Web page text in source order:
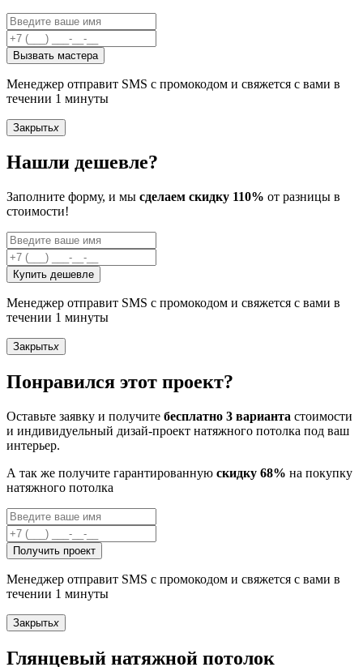
Вызвать мастера
Менеджер отправит SMS с промокодом и свяжется с вами в
течении 1 минуты
Закрытьx
Нашли дешевле?
Заполните форму, и мы сделаем скидку 110% от разницы в
стоимости!
Купить дешевле
Менеджер отправит SMS с промокодом и свяжется с вами в
течении 1 минуты
Закрытьx
Понравился этот проект?
Оставьте заявку и получите бесплатно 3 варианта стоимости
и индивидуельный дизай-проект натяжного потолка под ваш
интерьер.
А так же получите гарантированную скидку 68% на покупку
натяжного потолка
Получить проект
Менеджер отправит SMS с промокодом и свяжется с вами в
течении 1 минуты
Закрытьx
Глянцевый натяжной потолок